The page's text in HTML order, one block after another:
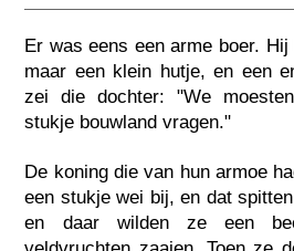
Er was eens een arme boer.
maar een klein hutje, en een
zei die dochter: "We
stukje bouwland vragen."
De koning die van hun armoe
een stukje wei bij, en dat
en daar wilden ze een